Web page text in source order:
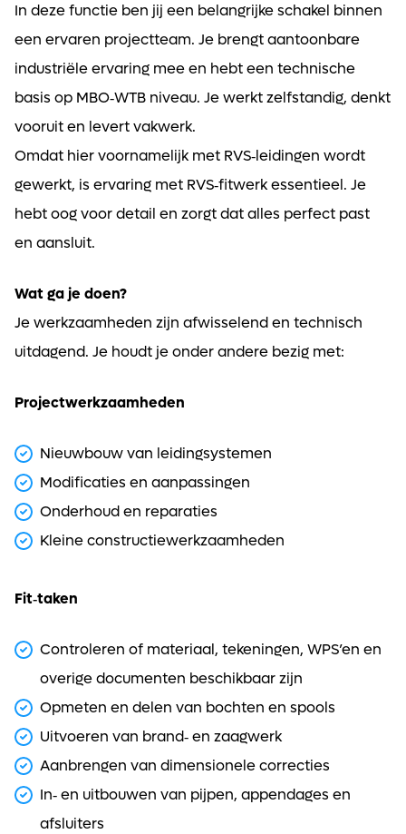
In deze functie ben jij een belangrijke schakel binnen
een ervaren projectteam. Je brengt aantoonbare
industriële ervaring mee en hebt een technische
basis op MBO‑WTB niveau. Je werkt zelfstandig, denkt
vooruit en levert vakwerk.
Omdat hier voornamelijk met RVS‑leidingen wordt
gewerkt, is ervaring met RVS‑fitwerk essentieel. Je
hebt oog voor detail en zorgt dat alles perfect past
en aansluit.
Wat ga je doen?
Je werkzaamheden zijn afwisselend en technisch
uitdagend. Je houdt je onder andere bezig met:
Projectwerkzaamheden
Nieuwbouw van leidingsystemen
Modificaties en aanpassingen
Onderhoud en reparaties
Kleine constructiewerkzaamheden
Fit‑taken
Controleren of materiaal, tekeningen, WPS’en en
overige documenten beschikbaar zijn
Opmeten en delen van bochten en spools
Uitvoeren van brand‑ en zaagwerk
Aanbrengen van dimensionele correcties
In‑ en uitbouwen van pijpen, appendages en
afsluiters